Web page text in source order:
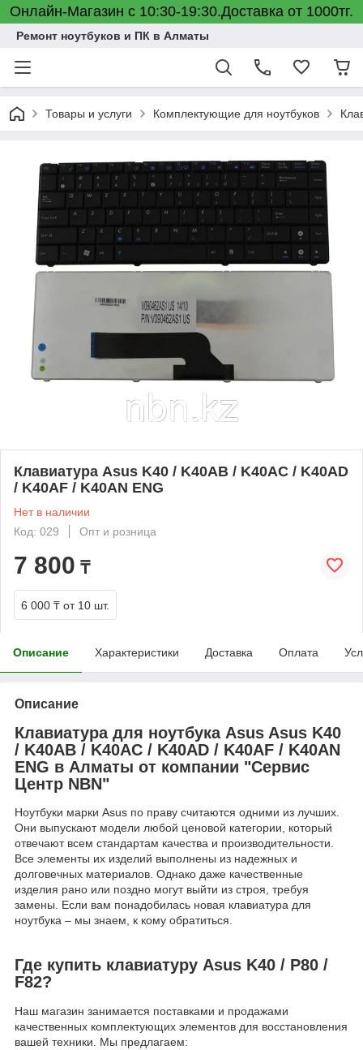
Онлайн-Магазин с 10:30-19:30.Доставка от 1000тг.
Ремонт ноутбуков и ПК в Алматы
Товары и услуги Комплектующие для ноутбуков
Клавиатура Asus K40 / K40AB / K40AC / K40AD
/ K40AF / K40AN ENG
Нет в наличии
Код: 029
Опт и розница
7 800 ₸
6 000 ₸ от 10 шт.
Описание Характеристики Доставка Оплата
Описание
Клавиатура для ноутбука Asus Asus K40
/ K40AB / K40AC / K40AD / K40AF / K40AN
ENG в Алматы от компании "Сервис
Центр NBN"
Ноутбуки марки Asus по праву считаются одними из лучших.
Они выпускают модели любой ценовой категории, который
отвечают всем стандартам качества и производительности.
Все элементы их изделий выполнены из надежных и
долговечных материалов. Однако даже качественные
изделия рано или поздно могут выйти из строя, требуя
замены. Если вам понадобилась новая клавиатура для
ноутбука – мы знаем, к кому обратиться.
Где купить клавиатуру Asus K40 / P80 /
F82?
Наш магазин занимается поставками и продажами
качественных комплектующих элементов для восстановления
вашей техники. Мы предлагаем: